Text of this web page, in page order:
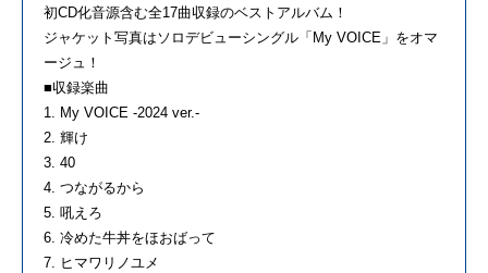
初CD化音源含む全17曲収録のベストアルバム！
ジャケット写真はソロデビューシングル「My VOICE」をオマ
ージュ！
■収録楽曲
1. My VOICE -2024 ver.-
2. 輝け
3. 40
4. つながるから
5. 吼えろ
6. 冷めた牛丼をほおばって
7. ヒマワリノユメ